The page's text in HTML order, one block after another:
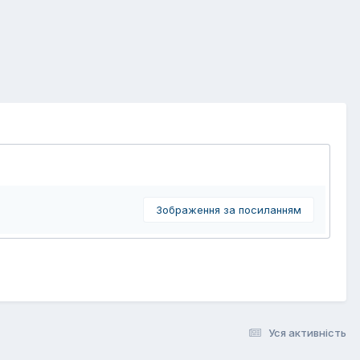
Зображення за посиланням
Уся активність